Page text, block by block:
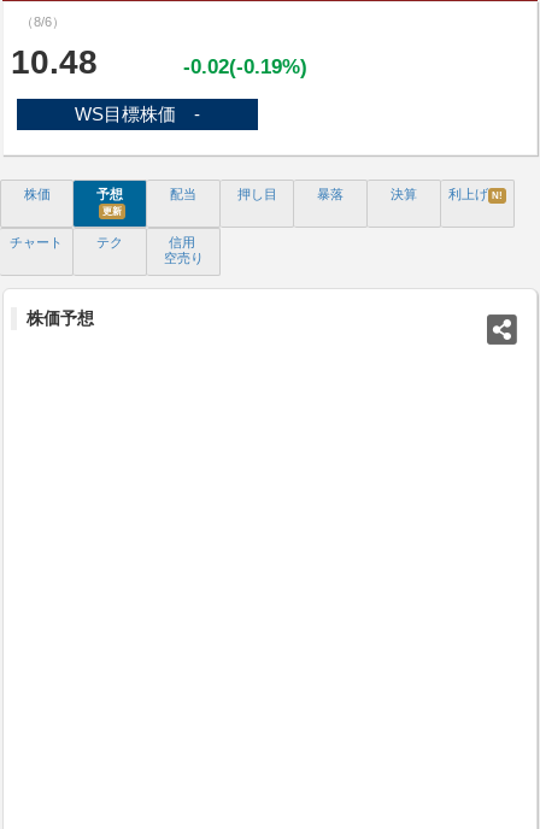
（8/6）
10.48 -0.02(-0.19%)
WS目標株価 -
株価 予想
更新
配当 押し目 暴落 決算 利上げ N!
チャート テク
信用
空売り
株価予想